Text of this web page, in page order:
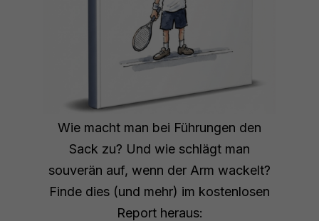
Wie macht man bei Führungen den
Sack zu? Und wie schlägt man
souverän auf, wenn der Arm wackelt?
Finde dies (und mehr) im kostenlosen
Report heraus: